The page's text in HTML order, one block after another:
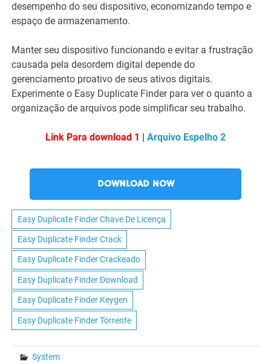
desempenho do seu dispositivo, economizando tempo e
espaço de armazenamento.
Manter seu dispositivo funcionando e evitar a frustração
causada pela desordem digital depende do
gerenciamento proativo de seus ativos digitais.
Experimente o Easy Duplicate Finder para ver o quanto a
organização de arquivos pode simplificar seu trabalho.
Link Para download 1 Arquivo Espelho 2
DOWNLOAD NOW
Easy Duplicate Finder Chave De Licença
Easy Duplicate Finder Crack
Easy Duplicate Finder Crackeado
Easy Duplicate Finder Download
Easy Duplicate Finder Keygen
Easy Duplicate Finder Torrente
System